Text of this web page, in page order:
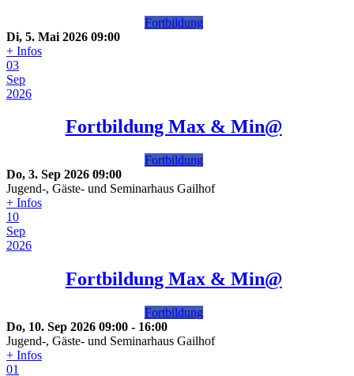
Fortbildung
Di, 5. Mai 2026 09:00
+ Infos
03
Sep
2026
Fortbildung Max & Min@
Fortbildung
Do, 3. Sep 2026 09:00
Jugend-, Gäste- und Seminarhaus Gailhof
+ Infos
10
Sep
2026
Fortbildung Max & Min@
Fortbildung
Do, 10. Sep 2026 09:00 - 16:00
Jugend-, Gäste- und Seminarhaus Gailhof
+ Infos
01